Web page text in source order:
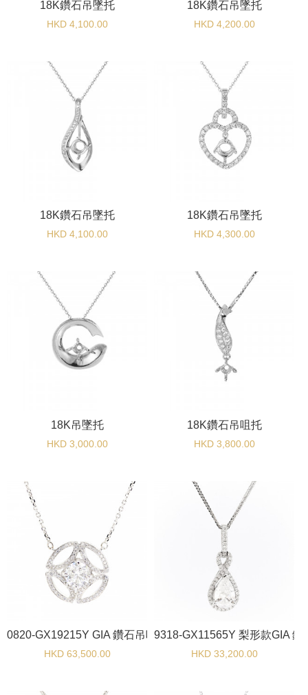
18K鑽石吊墜托
HKD 4,100.00
18K鑽石吊墜托
HKD 4,200.00
18K鑽石吊墜托
HKD 4,100.00
18K鑽石吊墜托
HKD 4,300.00
18K吊墜托
HKD 3,000.00
18K鑽石吊咀托
HKD 3,800.00
0820-GX19215Y GIA 鑽石吊咀
HKD 63,500.00
9318-GX11565Y 梨形款GIA 鑽
HKD 33,200.00